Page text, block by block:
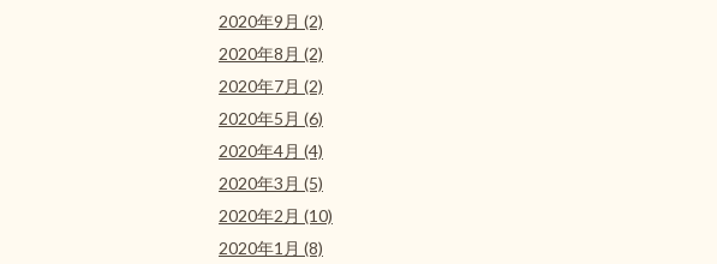
2020年9月 (2)
2020年8月 (2)
2020年7月 (2)
2020年5月 (6)
2020年4月 (4)
2020年3月 (5)
2020年2月 (10)
2020年1月 (8)